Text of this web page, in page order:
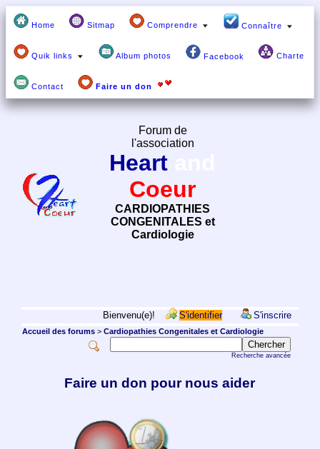
Home Sitmap Comprendre Connaître
Quik links Album photos Facebook Charte
Contact Faire un don
Forum de
l'association
Heart
Coeur
CARDIOPATHIES
CONGENITALES et
Cardiologie
Bienvenu(e)! S'identifier S'inscrire
Accueil des forums> Cardiopathies Congenitales et Cardiologie
Recherche avancée
Faire un don pour nous aider